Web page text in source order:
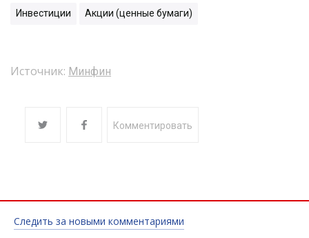
Инвестиции Акции (ценные бумаги)
Источник: Минфин
Комментировать
Следить за новыми комментариями